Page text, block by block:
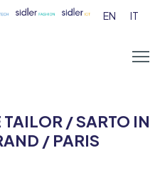
EN IT
TAILOR / SARTO IN
/ PARIS